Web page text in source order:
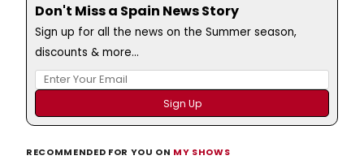
Don't Miss a Spain News Story
Sign up for all the news on the Summer season,
discounts & more...
RECOMMENDED FOR YOU ON MY SHOWS